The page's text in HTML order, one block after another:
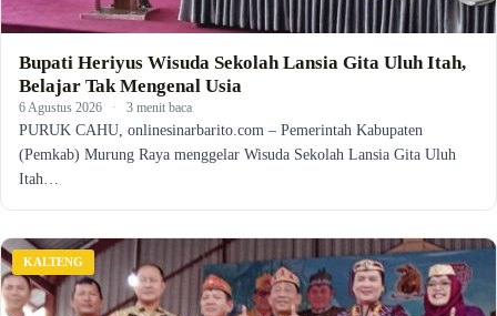
Bupati Heriyus Wisuda Sekolah Lansia Gita Uluh Itah,
Belajar Tak Mengenal Usia
6 Agustus 2026 · 3 menit baca
PURUK CAHU, onlinesinarbarito.com – Pemerintah Kabupaten
(Pemkab) Murung Raya menggelar Wisuda Sekolah Lansia Gita Uluh
Itah…
KALTENG